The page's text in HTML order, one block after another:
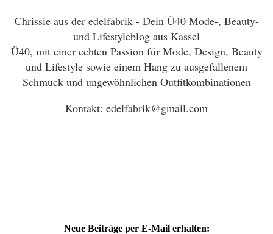
Chrissie aus der edelfabrik - Dein Ü40 Mode-, Beauty-
und Lifestyleblog aus Kassel
Ü40, mit einer echten Passion für Mode, Design, Beauty
und Lifestyle sowie einem Hang zu ausgefallenem
Schmuck und ungewöhnlichen Outfitkombinationen
Kontakt: edelfabrik@gmail.com
Neue Beiträge per E-Mail erhalten: